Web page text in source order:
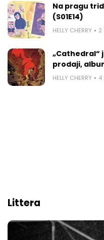
Na pragu
(S01E14)
HELLY CHERRY 2
„Cathedral“
prodaji,
HELLY CHERRY 4
Littera